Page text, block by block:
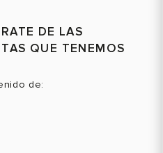
DE LAS
QUE TENEMOS
de: